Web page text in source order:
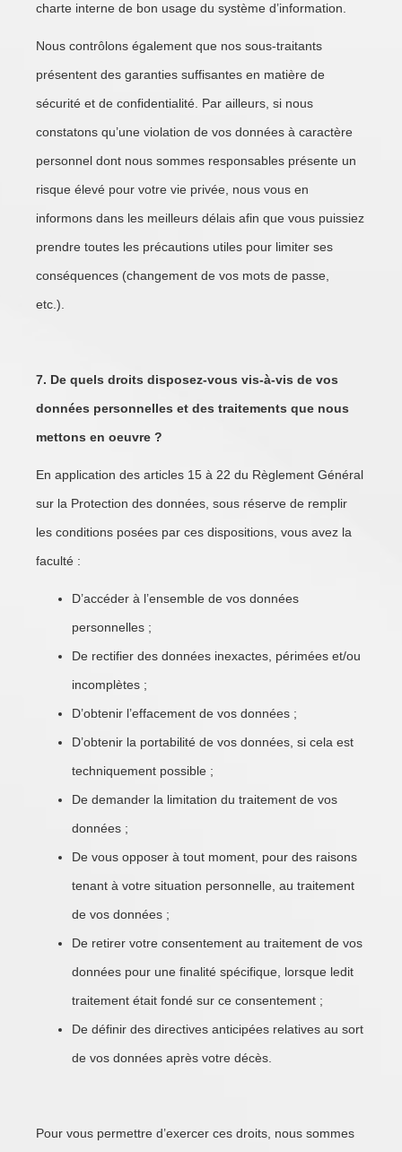
charte interne de bon usage du système d’information.
Nous contrôlons également que nos sous-traitants
présentent des garanties suffisantes en matière de
sécurité et de confidentialité. Par ailleurs, si nous
constatons qu’une violation de vos données à caractère
personnel dont nous sommes responsables présente un
risque élevé pour votre vie privée, nous vous en
informons dans les meilleurs délais afin que vous puissiez
prendre toutes les précautions utiles pour limiter ses
conséquences (changement de vos mots de passe,
etc.).
7. De quels droits disposez-vous vis-à-vis de vos
données personnelles et des traitements que nous
mettons en oeuvre ?
En application des articles 15 à 22 du Règlement Général
sur la Protection des données, sous réserve de remplir
les conditions posées par ces dispositions, vous avez la
faculté :
D’accéder à l’ensemble de vos données
personnelles ;
De rectifier des données inexactes, périmées et/ou
incomplètes ;
D’obtenir l’effacement de vos données ;
D’obtenir la portabilité de vos données, si cela est
techniquement possible ;
De demander la limitation du traitement de vos
données ;
De vous opposer à tout moment, pour des raisons
tenant à votre situation personnelle, au traitement
de vos données ;
De retirer votre consentement au traitement de vos
données pour une finalité spécifique, lorsque ledit
traitement était fondé sur ce consentement ;
De définir des directives anticipées relatives au sort
de vos données après votre décès.
Pour vous permettre d’exercer ces droits, nous sommes